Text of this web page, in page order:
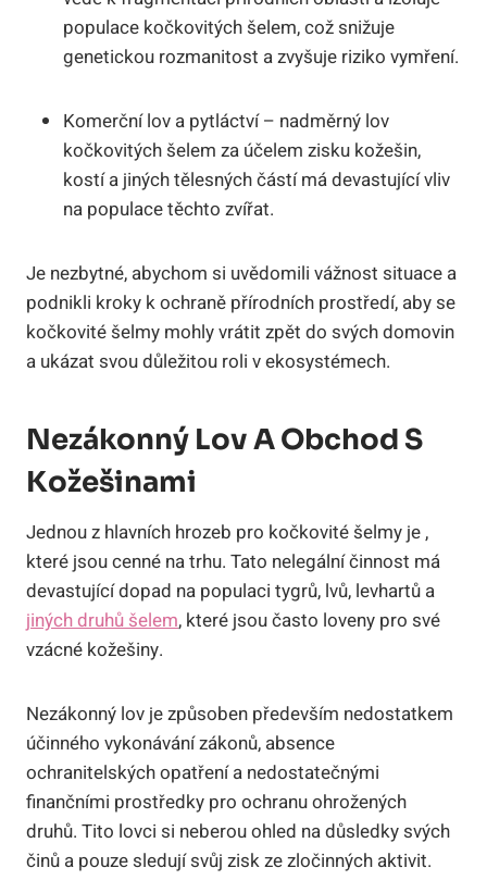
populace kočkovitých šelem, což snižuje
genetickou rozmanitost a zvyšuje riziko vymření.
Komerční lov a pytláctví – nadměrný lov
kočkovitých šelem za účelem zisku kožešin,
kostí a jiných tělesných částí má devastující vliv
na populace těchto zvířat.
Je nezbytné, abychom si uvědomili vážnost situace a
podnikli kroky k ochraně přírodních prostředí, aby se
kočkovité šelmy mohly vrátit zpět do svých domovin
a ukázat svou důležitou roli v ekosystémech.
Nezákonný Lov A Obchod S
Kožešinami
Jednou z hlavních hrozeb pro kočkovité šelmy je ,
které jsou cenné na trhu. Tato nelegální činnost má
devastující dopad na populaci tygrů, lvů, levhartů a
jiných druhů šelem, které jsou často loveny pro své
vzácné kožešiny.
Nezákonný lov je způsoben především nedostatkem
účinného vykonávání zákonů, absence
ochranitelských opatření a nedostatečnými
finančními prostředky pro ochranu ohrožených
druhů. Tito lovci si neberou ohled na důsledky svých
činů a pouze sledují svůj zisk ze zločinných aktivit.